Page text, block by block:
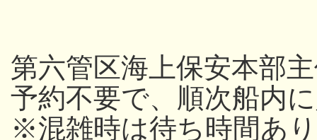
第六管区海上保安本部
予約不要で、順次船内
※混雑時は待ち時間あり